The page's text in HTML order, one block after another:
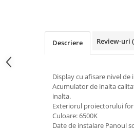
Prelungitoare/Derulatoare
Starter/Droser
Triplu Stecher
Întrerupătoare/Comutatoare
Ştechere/Stecher adaptor
Descriere Review-uri
Display cu afisare nivel de
Acumulator de inalta
inalta.
Exteriorul proiectorului
Culoare: 6500K
Date de instalare Panoul